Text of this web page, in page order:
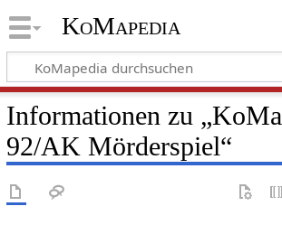
KoMapedia
Informationen zu „KoMa
92/AK Mörderspiel“